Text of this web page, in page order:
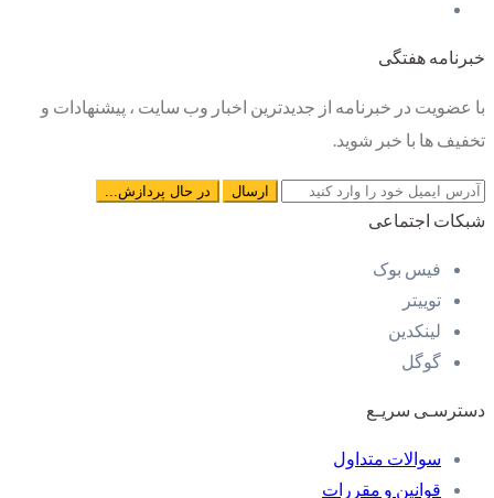
خبرنامه هفتگی
با عضویت در خبرنامه از جدیدترین اخبار وب سایت ، پیشنهادات و
تخفیف ها با خبر شوید.
شبکات اجتماعی
فیس بوک
توییتر
لینکدین
گوگل
دسترسـی سریـع
سوالات متداول
قوانین و مقررات